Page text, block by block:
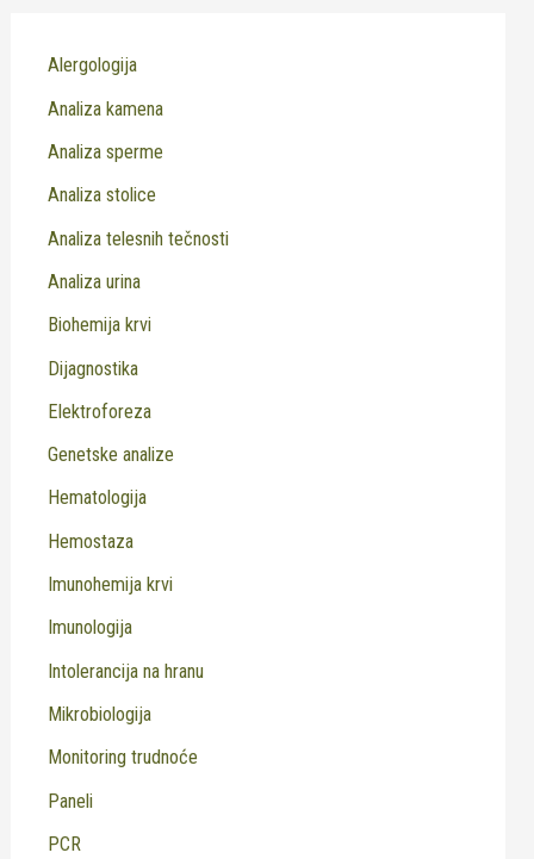
Alergologija
Analiza kamena
Analiza sperme
Analiza stolice
Analiza telesnih tečnosti
Analiza urina
Biohemija krvi
Dijagnostika
Elektroforeza
Genetske analize
Hematologija
Hemostaza
Imunohemija krvi
Imunologija
Intolerancija na hranu
Mikrobiologija
Monitoring trudnoće
Paneli
PCR